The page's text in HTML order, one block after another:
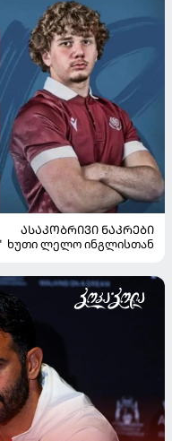
ᲐᲡᲐᲙᲝᲑᲠᲘᲕᲘ ᲜᲐᲙᲠᲔᲑᲘ
ხუთი ლელო ინგლისთან